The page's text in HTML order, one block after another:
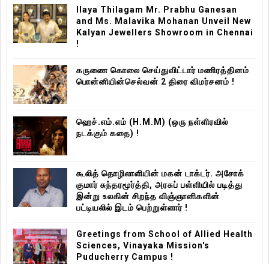
Ilaya Thilagam Mr. Prabhu Ganesan
and Ms. Malavika Mohanan Unveil New
Kalyan Jewellers Showroom in Chennai
!
கருணை கொலை செய்துவிட்டார் மணிரத்தினம்
பொன்னியின்செல்வன் 2 திரை விமர்சனம் !
ஹெச்.எம்.எம் (H.M.M) (ஒரு நள்ளிரவில்
நடக்கும் கதை) !
கூலித் தொழிலாளியின் மகன் டாக்டர். அசோக்
குமார் சுந்தரமூர்த்தி, அரசுப் பள்ளியில் படித்து
இன்று உலகின் சிறந்த விஞ்ஞானிகளின்
பட்டியலில் இடம் பெற்றுள்ளார் !
Greetings from School of Allied Health
Sciences, Vinayaka Mission's
Puducherry Campus !